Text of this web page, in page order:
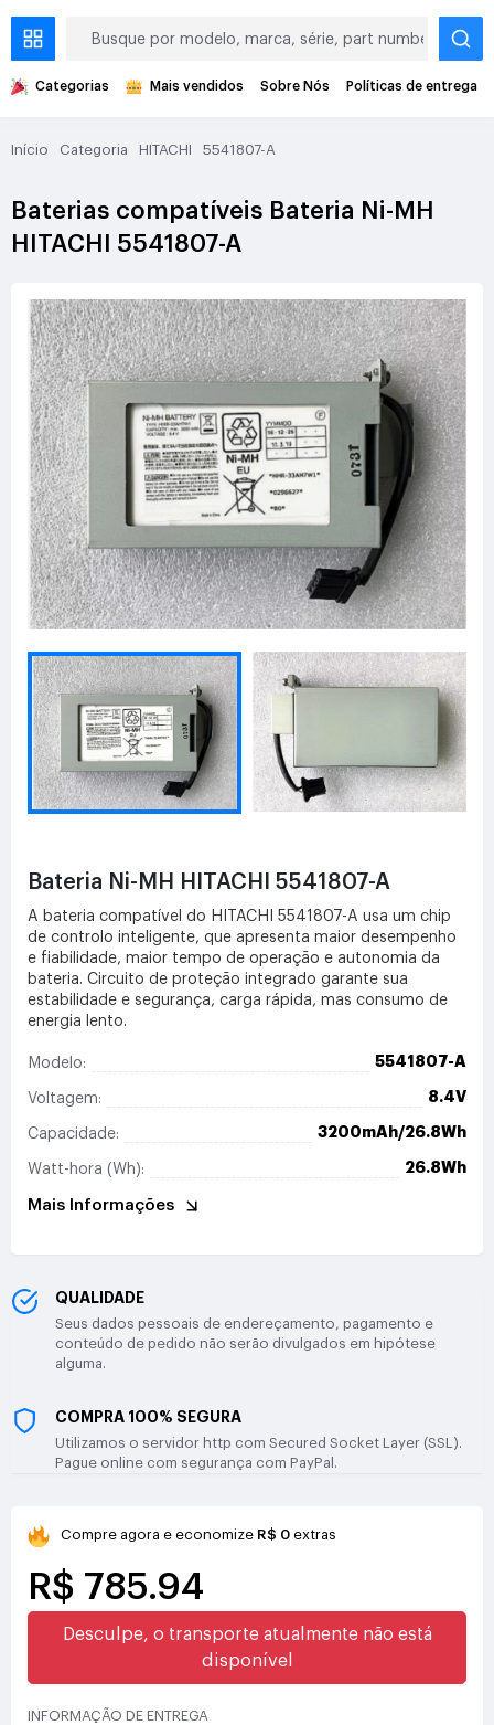
Categorias Mais vendidos Sobre Nós Políticas de entrega
Início Categoria HITACHI 5541807-A
Baterias compatíveis Bateria Ni-MH
HITACHI 5541807-A
Bateria Ni-MH HITACHI 5541807-A
A bateria compatível do HITACHI 5541807-A usa um chip
de controlo inteligente, que apresenta maior desempenho
e fiabilidade, maior tempo de operação e autonomia da
bateria. Circuito de proteção integrado garante sua
estabilidade e segurança, carga rápida, mas consumo de
energia lento.
Modelo: 5541807-A
Voltagem: 8.4V
Capacidade: 3200mAh/26.8Wh
Watt-hora (Wh): 26.8Wh
Mais Informações
QUALIDADE
Seus dados pessoais de endereçamento, pagamento e
conteúdo de pedido não serão divulgados em hipótese
alguma.
COMPRA 100% SEGURA
Utilizamos o servidor http com Secured Socket Layer (SSL).
Pague online com segurança com PayPal.
Compre agora e economize R$ 0 extras
R$ 785.94
Desculpe, o transporte atualmente não está
disponível
INFORMAÇÃO DE ENTREGA